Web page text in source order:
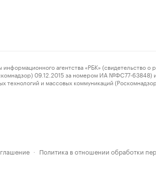
агентства «РБК» (свидетельство о
09.12.2015 за номером ИА №ФС77-63848)
и массовых коммуникаций
· Политика в отношении обработки